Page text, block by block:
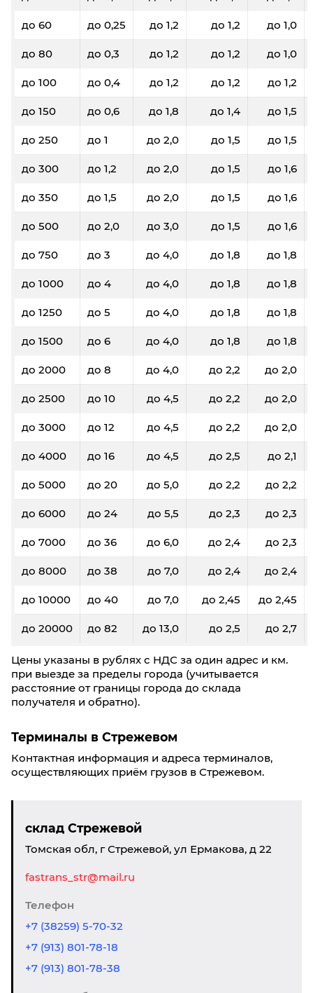
до 60 до 0,25 до 1,2 до 1,2 до 1,0
до 80 до 0,3 до 1,2 до 1,2 до 1,0
до 100 до 0,4 до 1,2 до 1,2 до 1,2
до 150 до 0,6 до 1,8 до 1,4 до 1,5
до 250 до 1 до 2,0 до 1,5 до 1,5
до 300 до 1,2 до 2,0 до 1,5 до 1,6
до 350 до 1,5 до 2,0 до 1,5 до 1,6
до 500 до 2,0 до 3,0 до 1,5 до 1,6
до 750 до 3 до 4,0 до 1,8 до 1,8
до 1000 до 4 до 4,0 до 1,8 до 1,8
до 1250 до 5 до 4,0 до 1,8 до 1,8
до 1500 до 6 до 4,0 до 1,8 до 1,8
до 2000 до 8 до 4,0 до 2,2 до 2,0
до 2500 до 10 до 4,5 до 2,2 до 2,0
до 3000 до 12 до 4,5 до 2,2 до 2,0
до 4000 до 16 до 4,5 до 2,5 до 2,1
до 5000 до 20 до 5,0 до 2,2 до 2,2
до 6000 до 24 до 5,5 до 2,3 до 2,3
до 7000 до 36 до 6,0 до 2,4 до 2,3
до 8000 до 38 до 7,0 до 2,4 до 2,4
до 10000 до 40 до 7,0 до 2,45 до 2,45
до 20000 до 82 до 13,0 до 2,5 до 2,7
Цены указаны в рублях с НДС за один адрес и км.
при выезде за пределы города (учитывается
расстояние от границы города до склада
получателя и обратно).
Терминалы в Стрежевом
Контактная информация и адреса терминалов,
осуществляющих приём грузов в Стрежевом.
склад Стрежевой
Томская обл, г Стрежевой, ул Ермакова, д 22
fastrans_str@mail.ru
Телефон
+7 (38259) 5-70-32
+7 (913) 801-78-18
+7 (913) 801-78-38